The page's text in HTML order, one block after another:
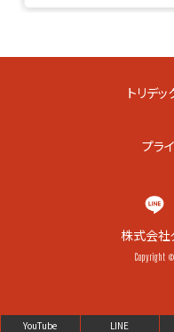
トリデ
プラ
株式会社
Copyright ©
YouTube LINE